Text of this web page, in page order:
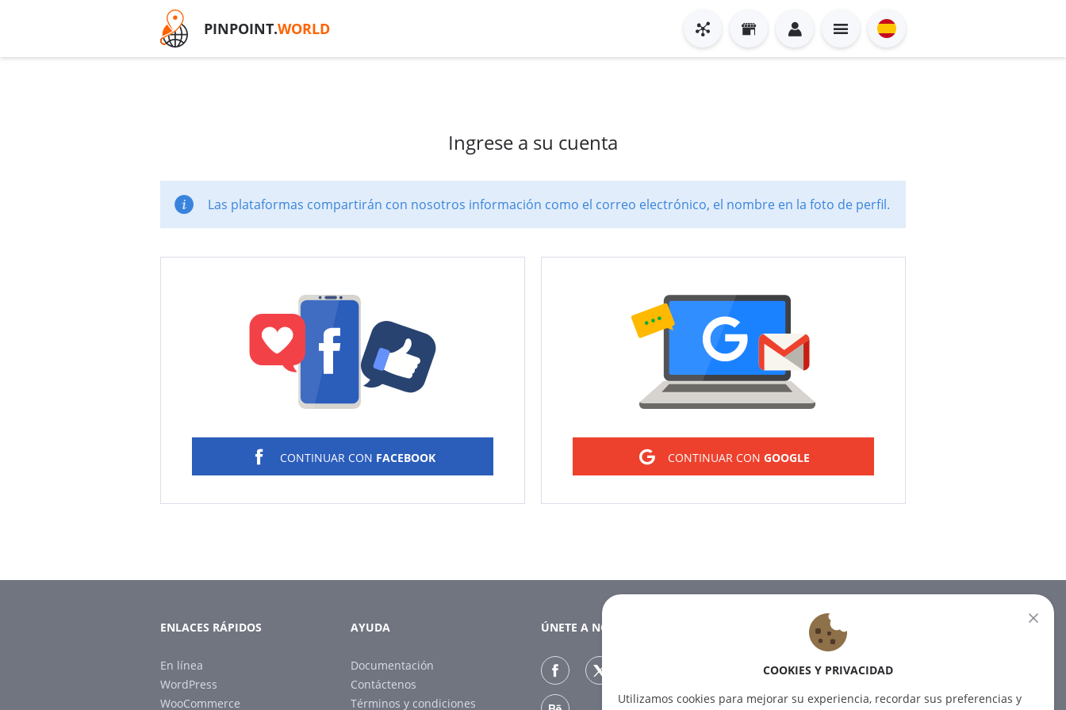
PINPOINT.WORLD
Ingrese a su cuenta
Las plataformas compartirán con nosotros información como el correo electrónico, el nombre en la foto de perfil.
CONTINUAR CON FACEBOOK CONTINUAR CON GOOGLE
ENLACES RÁPIDOS
En línea
WordPress
WooCommerce
AYUDA
Documentación
Contáctenos
Términos y condiciones
ÚNETE A NOSOTROS
Suscríbase a nuestro boletín
COOKIES Y PRIVACIDAD
Utilizamos cookies para mejorar su experiencia, recordar sus preferencias y